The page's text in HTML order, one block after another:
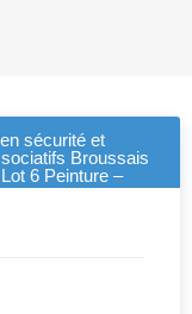
sécurité et
Broussais
6 Peinture –